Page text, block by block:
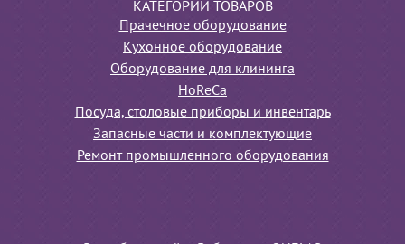
КАТЕГОРИИ ТОВАРОВ
Прачечное оборудование
Кухонное оборудование
Оборудование для клининга
HoReCa
Посуда, столовые приборы и инвентарь
Запасные части и комплектующие
Ремонт промышленного оборудования